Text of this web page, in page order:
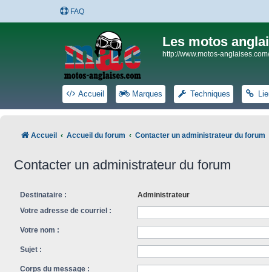
FAQ
Les motos
http://www.motos-anglaises.com/
Accueil Marques Techniques
Accueil Accueil du forum Contacter un administrateur du forum
Contacter un administrateur du forum
Destinataire :
Administrateur
Votre adresse de courriel :
Votre nom :
Sujet :
Corps du message :